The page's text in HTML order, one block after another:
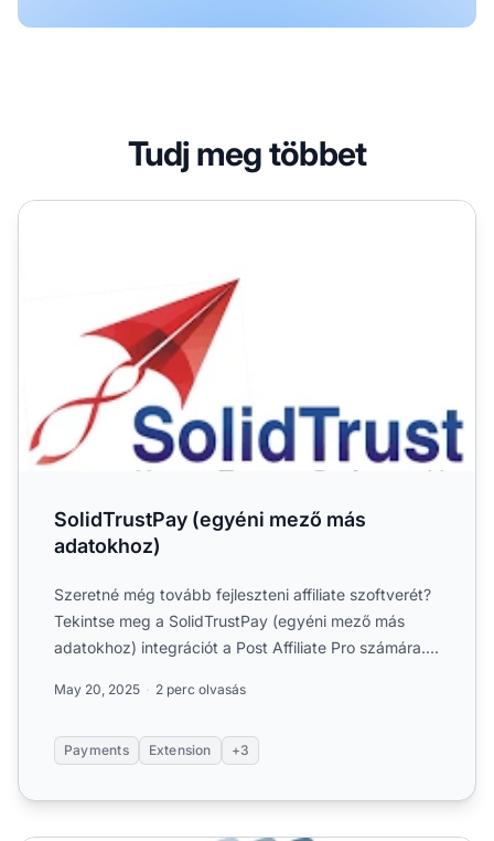
Tudj meg többet
SolidTrustPay (egyéni mező más adatokhoz)
SolidTrustPay (egyéni mező más
adatokhoz)
Szeretné még tovább fejleszteni affiliate szoftverét?
Tekintse meg a SolidTrustPay (egyéni mező más
adatokhoz) integrációt a Post Affiliate Pro számára....
May 20, 2025 2 perc olvasás
Payments Extension +3